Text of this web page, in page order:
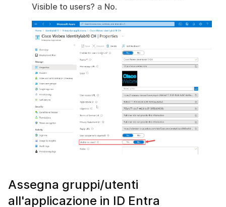
Visible to users? a No.
Assegna gruppi/utenti
all'applicazione in ID Entra